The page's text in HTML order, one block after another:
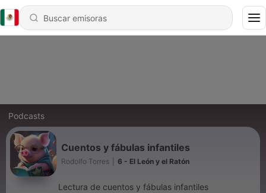
Podcasts
Cuentos y fábulas infantiles
Rodolfo Torres 6 - El León y el Ratón
Lectura de cuentos y fábulas infantiles